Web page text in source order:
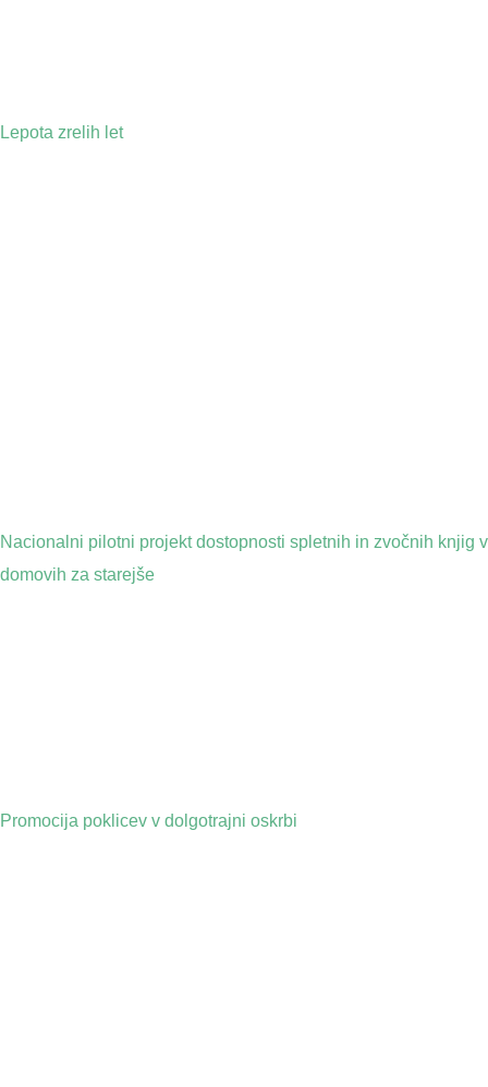
Lepota zrelih let
Nacionalni pilotni projekt dostopnosti spletnih in zvočnih knjig v
domovih za starejše
Promocija poklicev v dolgotrajni oskrbi